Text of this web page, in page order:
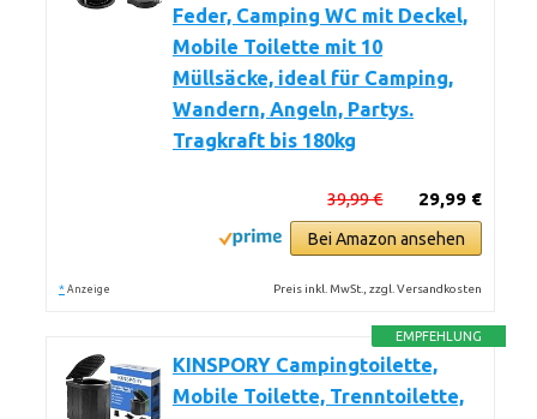
Feder, Camping WC mit Deckel,
Mobile Toilette mit 10
Müllsäcke, ideal für Camping,
Wandern, Angeln, Partys.
Tragkraft bis 180kg
29,99 €
39,99 €
Bei Amazon ansehen
* Anzeige Preis inkl. MwSt., zzgl. Versandkosten
EMPFEHLUNG
KINSPORY Campingtoilette,
Mobile Toilette, Trenntoilette,